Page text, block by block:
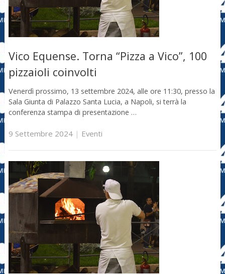
Vico Equense. Torna “Pizza a Vico”, 100
pizzaioli coinvolti
Venerdì prossimo, 13 settembre 2024, alle ore 11:30, presso la
Sala Giunta di Palazzo Santa Lucia, a Napoli, si terrà la
conferenza stampa di presentazione …
9 Settembre 2024| Eventi